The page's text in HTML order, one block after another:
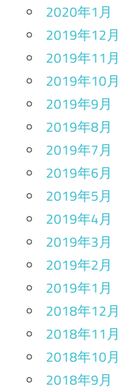
2020年1月
2019年12月
2019年11月
2019年10月
2019年9月
2019年8月
2019年7月
2019年6月
2019年5月
2019年4月
2019年3月
2019年2月
2019年1月
2018年12月
2018年11月
2018年10月
2018年9月